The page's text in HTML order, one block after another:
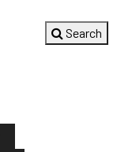
Search